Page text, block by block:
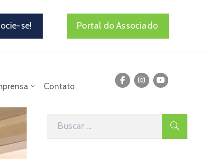
se! Portal do Associado
Contato